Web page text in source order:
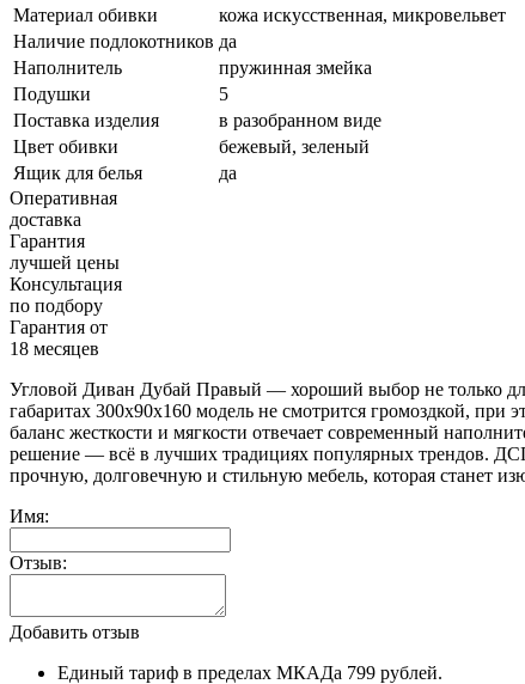
Материал обивки
кожа искусственная, микровельвет
Наличие подлокотников да
Наполнитель
пружинная змейка
Подушки
5
Поставка изделия
в разобранном виде
Цвет обивки
бежевый, зеленый
Ящик для белья
да
Оперативная
доставка
Гарантия
лучшей цены
Консультация
по подбору
Гарантия от
18 месяцев
Угловой Диван Дубай Правый — хороший выбор не только
габаритах 300х90х160 модель не смотрится громоздкой,
баланс жесткости и мягкости отвечает современный
решение — всё в лучших традициях популярных трендов.
прочную, долговечную и стильную мебель, которая станет
Имя:
Отзыв:
Добавить отзыв
Единый тариф в пределах МКАДа 799 рублей.